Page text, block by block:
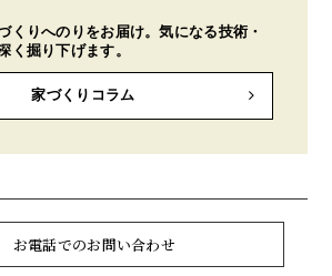
くりへのりをお届け。気になる技術・
く掘り下げます。
家づくりコラム
お電話でのお問い合わせ